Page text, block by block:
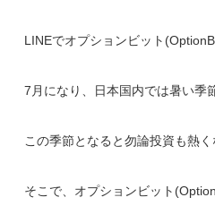
LINEでオプションビット
7月になり、日本国内では暑い季
この季節となると勿論投資も熱く
そこで、オプションビット